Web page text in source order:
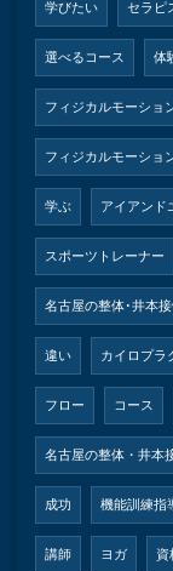
学びたい セラピ
選べるコース 体
フィジカルモーショ
フィジカルモーショ
学ぶ アイアンド
スポーツトレーナー
名古屋の整体･井本
違い カイロプラ
フロー コース
名古屋の整体・井本
成功 機能訓練指
講師 ヨガ 資